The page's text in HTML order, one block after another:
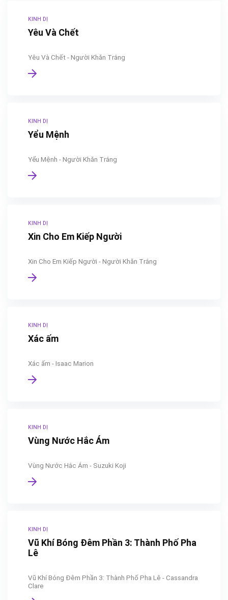
KINH DỊ
Yêu Và Chết
Yêu Và Chết - Người Khăn Trắng
KINH DỊ
Yểu Mệnh
Yểu Mệnh - Người Khăn Trắng
KINH DỊ
Xin Cho Em Kiếp Người
Xin Cho Em Kiếp Người - Người Khăn Trắng
KINH DỊ
Xác ấm
Xác ấm - Isaac Marion
KINH DỊ
Vùng Nước Hắc Ám
Vùng Nước Hắc Ám - Suzuki Koji
KINH DỊ
Vũ Khí Bóng Đêm Phần 3: Thành Phố Pha
Lê
Vũ Khí Bóng Đêm Phần 3: Thành Phố Pha Lê - Cassandra
Clare